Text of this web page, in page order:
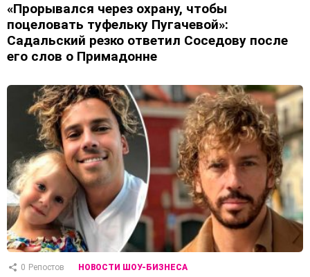
«Прорывался через охрану, чтобы
поцеловать туфельку Пугачевой»:
Садальский резко ответил Соседову после
его слов о Примадонне
0 Репостов НОВОСТИ ШОУ-БИЗНЕСА